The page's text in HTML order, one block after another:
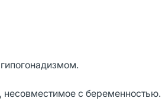
с беременностью.